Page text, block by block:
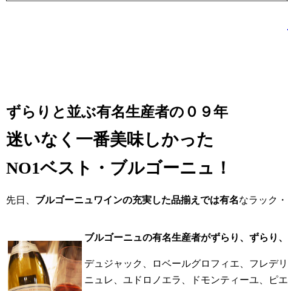
ずらりと並ぶ有名生産者の０９年
迷いなく一番美味しかった
NO1ベスト・ブルゴーニュ！
先日、 ブルゴーニュワインの充実した品揃えでは有名なラック
ブルゴーニュの有名生産者がずらり、ずらり、
デュジャック、ロベールグロフィエ、フレデ
ニュレ、ユドロノエラ、ドモンティーユ、ピ